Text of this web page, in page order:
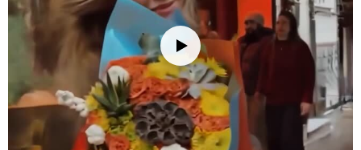
aranjmanın tabanını şıkça sararak kompozisyona zarif bir bütünlük
kazandırır.
Kurutulmuş Limon: Dilimlenmiş kurutulmuş limon detayları,
aranjmanın rustik ve özgün karakterine keyifli bir vurgu katar.
Çiçek buketinizi/vazonuzu eve getirdiğinizde, ambalajını açıp varsa
iplerini çözün. Çiçeklerin daha fazla su çekebilmesi için alt
yaprakları temizleyin ve saplarını 2-3 cm kadar, suyun altında